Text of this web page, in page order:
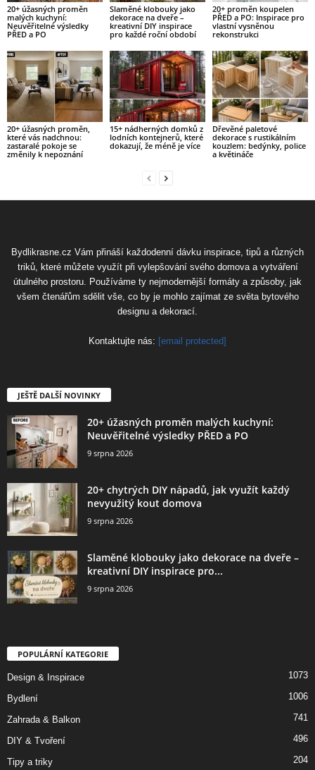
20+ úžasných proměn
malých kuchyní:
Neuvěřitelné výsledky
PŘED a PO
Slaměné klobouky jako
dekorace na dveře –
kreativní DIY inspirace
pro každé roční období
20+ proměn koupelen
PŘED a PO: Inspirace pro
vlastní vysněnou
rekonstrukci
20+ úžasných proměn,
které vás nadchnou:
zastaralé pokoje se
změnily k nepoznání
15+ nádherných domků z
lodních kontejnerů, které
dokazují, že méně je více
Dřevěné paletové
dekorace s rustikálním
kouzlem: bedýnky, police
a květináče
Bydlikrasne.cz Vám přináší každodenní dávku inspirace, tipů a různých
triků, které můžete využít při vylepšování svého domova a vytváření
útulného prostoru. Používáme ty nejmodernější formáty a způsoby, jak
všem čtenářům sdělit vše, co by je mohlo zajímat ze světa bytového
designu a dekorací.
Kontaktujte nás: [email protected]
JEŠTĚ DALŠÍ NOVINKY
20+ úžasných proměn malých kuchyní:
Neuvěřitelné výsledky PŘED a PO
9 srpna 2026
20+ chytrých DIY nápadů, jak využít každý
nevyužitý kout domova
9 srpna 2026
Slaměné klobouky jako dekorace na dveře –
kreativní DIY inspirace pro...
9 srpna 2026
POPULÁRNÍ KATEGORIE
Design & Inspirace 1073
Bydlení 1006
Zahrada & Balkon 741
DIY & Tvoření 496
Tipy a triky 204